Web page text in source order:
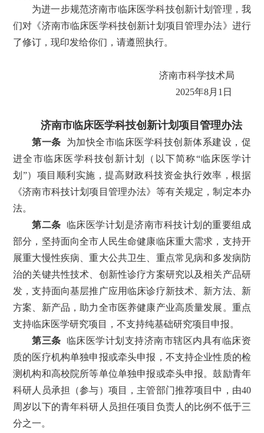
为进一步规范济南市临床医学科技创新计划管理，我
们对《济南市临床医学科技创新计划项目管理办法》进行
了修订，现印发给你们，请遵照执行。
济南市科学技术局
2025年8月1日
济南市临床医学科技创新计划项目管理办法
第一条 为加快全市临床医学科技创新体系建设，促
进全市临床医学科技创新计划（以下简称“临床医学计
划”）项目顺利实施，提高财政科技资金执行效率，根据
《济南市科技计划项目管理办法》等有关规定，制定本办
法。
第二条 临床医学计划是济南市科技计划的重要组成
部分，坚持面向全市人民生命健康临床重大需求，支持开
展重大慢性疾病、重大公共卫生、重点常见病和多发病防
治的关键共性技术、创新性诊疗方案研究以及相关产品研
发，支持面向基层推广应用临床诊疗新技术、新方法、新
方案、新产品，助力全市医养健康产业高质量发展。重点
支持临床医学研究项目，不支持纯基础研究项目申报。
第三条 临床医学计划支持济南市辖区内具有临床资
质的医疗机构单独申报或牵头申报，不支持企业性质的检
测机构和高校院所等单位单独申报或牵头申报。鼓励青年
科研人员承担（参与）项目，主管部门推荐项目中，由40
周岁以下的青年科研人员担任项目负责人的比例不低于三
分之一。